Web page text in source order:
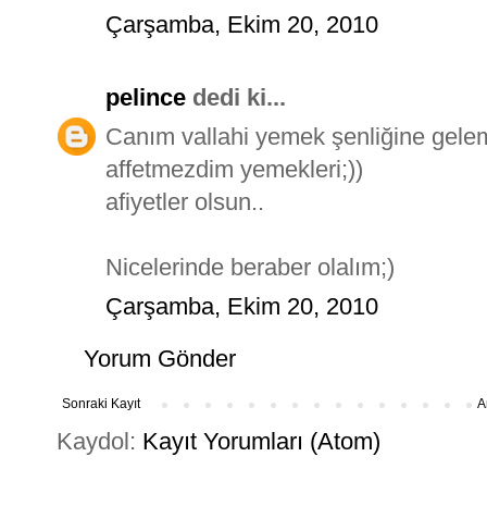
Çarşamba, Ekim 20, 2010
pelince dedi ki...
Canım vallahi yemek şenliğine
affetmezdim yemekleri;))
afiyetler olsun..
Nicelerinde beraber olalım;)
Çarşamba, Ekim 20, 2010
Yorum Gönder
Sonraki Kayıt
Kaydol: Kayıt Yorumları (Atom)